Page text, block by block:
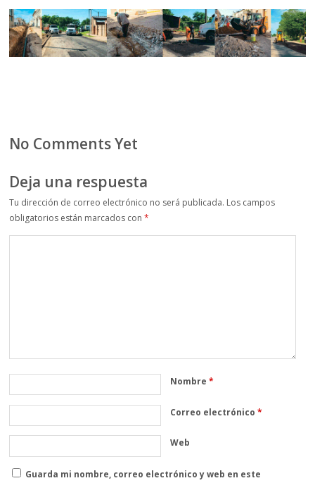
No Comments Yet
Deja una respuesta
Tu dirección de correo electrónico no será publicada. Los campos
obligatorios están marcados con*
Nombre*
Correo electrónico*
Web
Guarda mi nombre, correo electrónico y web en este